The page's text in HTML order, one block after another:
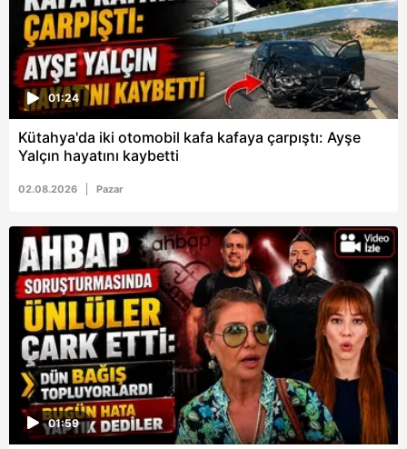
hazırlanmış Aydınlatma Metnimizi okumak ve sitemizde
ilgili mevzuata uygun olarak kullanılan çerezlerle ilgili bilgi
almak için lütfentıklayınız.
01:24
Kütahya'da iki otomobil kafa kafaya çarpıştı: Ayşe
Yalçın hayatını kaybetti
02.08.2026 Pazar
01:59